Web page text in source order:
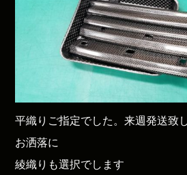
平織りご指定でした。来週発送致
お洒落に
綾織りも選択でします